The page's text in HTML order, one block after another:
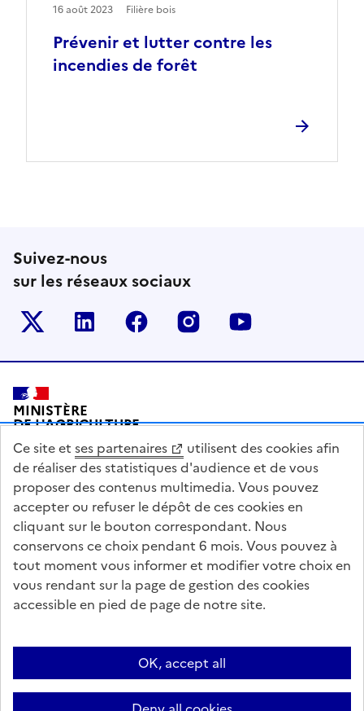
Prévenir et lutter contre les
incendies de forêt
16 août 2023 Filière bois
Suivez-nous
sur les réseaux sociaux
Le ministère sur Twitter
Le ministère sur LinkedIn
Le ministère sur Facebook
Le ministère sur
Pied de page
MINISTÈRE
DE L'AGRICULTURE
DE L'AGRO-ALIMENTAIRE
ET DE LA SOUVERAINETÉ
ALIMENTAIRE
legifrance.gouv.fr
info.gouv.fr
service-public.gouv.fr
data.gouv.fr
Questions fréquentes / Contacts
Informations publiques
Mentions légales
Archives presse English contents
Cookies
Ce site et ses partenaires
utilisent des cookies afin
de réaliser des statistiques d'audience et de vous
proposer des contenus multimedia. Vous pouvez
accepter ou refuser le dépôt de ces cookies en
cliquant sur le bouton correspondant. Nous
conservons ce choix pendant 6 mois. Vous pouvez à
tout moment vous informer et modifier votre choix en
vous rendant sur la page de gestion des cookies
accessible en pied de page de notre site.
OK, accept all